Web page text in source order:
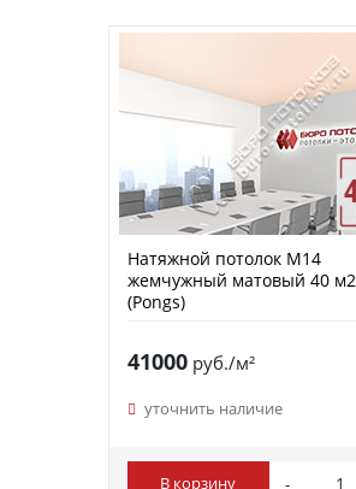
Натяжной потолок M14
жемчужный матовый 40 м2
(Pongs)
41000руб./м²
уточнить наличие
В корзину